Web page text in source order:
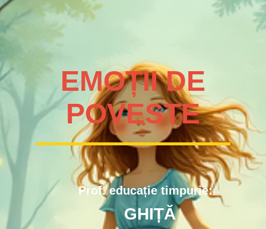
EMOȚII DE
POVESTE
Prof. educație timpurie:
GHIȚĂ